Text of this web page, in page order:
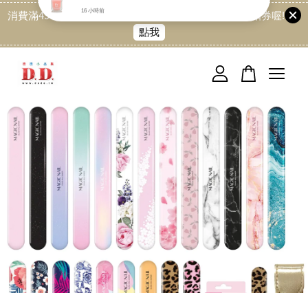
消費滿499免運喔, 記得加LINE:@dede168 領取專屬折扣券喔!
點我
您的購物車目前還是空的。
繼續購物